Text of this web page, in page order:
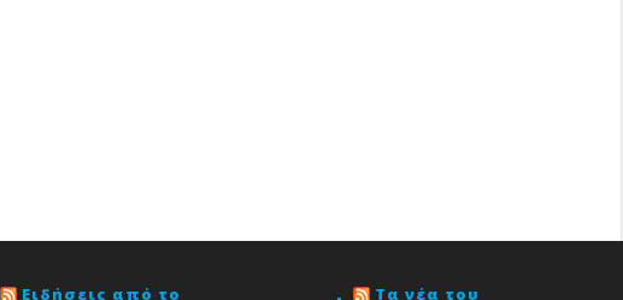
Ειδήσεις από το
Τα νέα του